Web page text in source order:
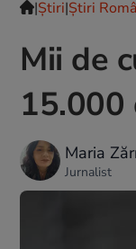
|Ştiri|Știri
Mii de
15.000
Maria
Jurnalist